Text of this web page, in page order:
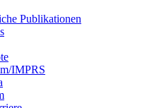
Publikationen
IMPRS